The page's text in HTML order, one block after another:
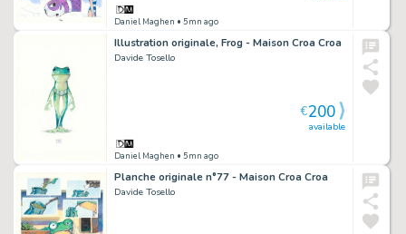
Daniel Maghen • 5mn ago
Illustration originale, Frog - Maison Croa Croa
Davide Tosello
Daniel Maghen • 5mn ago
available
€200
Planche originale n°77 - Maison Croa Croa
Davide Tosello